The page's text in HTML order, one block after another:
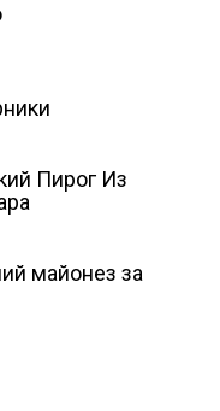
Пирог Из
майонез за